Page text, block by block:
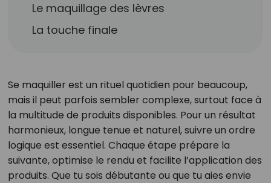
Le maquillage des lèvres
La touche finale
Se maquiller est un rituel quotidien pour beaucoup,
mais il peut parfois sembler complexe, surtout face à
la multitude de produits disponibles. Pour un résultat
harmonieux, longue tenue et naturel, suivre un ordre
logique est essentiel. Chaque étape prépare la
suivante, optimise le rendu et facilite l’application des
produits. Que tu sois débutante ou que tu aies envie